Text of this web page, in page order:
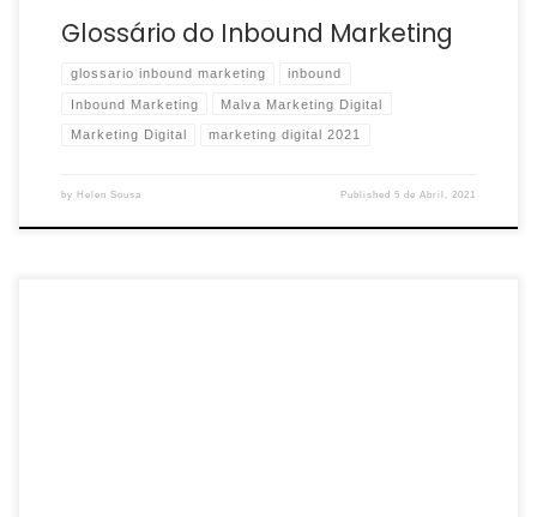
Glossário do Inbound Marketing
glossario inbound marketing inbound
Inbound Marketing Malva Marketing Digital
Marketing Digital marketing digital 2021
by Helen Sousa Published5 de Abril, 2021